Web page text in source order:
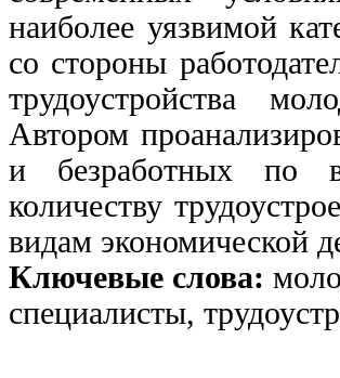
наиболее уязвимой
со стороны
трудоустройства
Автором
и безработных по
количеству
видам экономической
Ключевые слова:
специалисты,